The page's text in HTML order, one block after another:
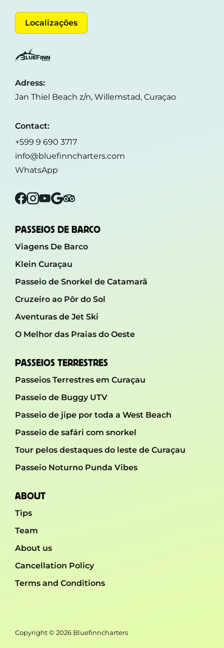
Localizações
Adress:
Jan Thiel Beach z/n, Willemstad, Curaçao
Contact:
+599 9 690 3717
info@bluefinncharters.com
WhatsApp
Facebook
Instagram
YouTube
GoogleTripadvisor
PASSEIOS DE BARCO
Viagens De Barco
Klein Curaçau
Passeio de Snorkel de Catamarã
Cruzeiro ao Pôr do Sol
Aventuras de Jet Ski
O Melhor das Praias do Oeste
PASSEIOS TERRESTRES
Passeios Terrestres em Curaçau
Passeio de Buggy UTV
Passeio de jipe ​​por toda a West Beach
Passeio de safári com snorkel
Tour pelos destaques do leste de Curaçau
Passeio Noturno Punda Vibes
ABOUT
Tips
Team
About us
Cancellation Policy
Terms and Conditions
Copyright © 2026 Bluefinncharters